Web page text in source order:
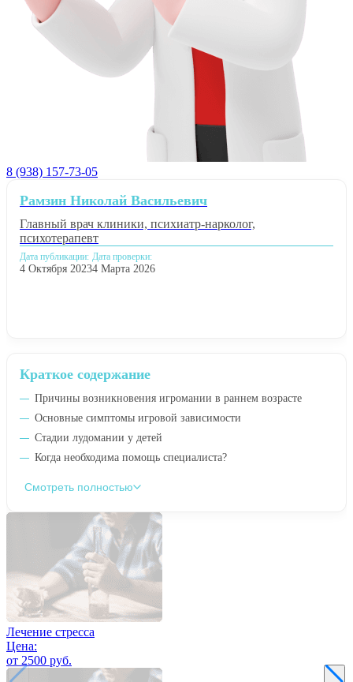
8 (938) 157-73-05
Краткое содержание
Причины возникновения игромании в раннем возрасте
Основные симптомы игровой зависимости
Стадии лудомании у детей
Когда необходима помощь специалиста?
Смотреть полностью
Рамзин Николай Васильевич
Главный врач клиники, психиатр-нарколог,
психотерапевт
Дата публикации:
4 Октября 2023
Дата проверки:
4 Марта 2026
Лечение стресса
Цена:
от 2500 руб.